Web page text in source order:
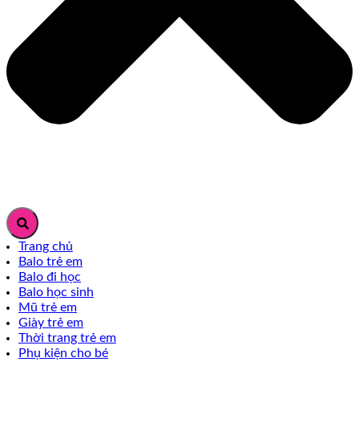
Trang chủ
Balo trẻ em
Balo đi học
Balo học sinh
Mũ trẻ em
Giày trẻ em
Thời trang trẻ em
Phụ kiện cho bé